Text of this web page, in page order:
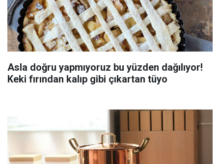
Asla doğru yapmıyoruz bu yüzden dağılıyor!
Keki fırından kalıp gibi çıkartan tüyo